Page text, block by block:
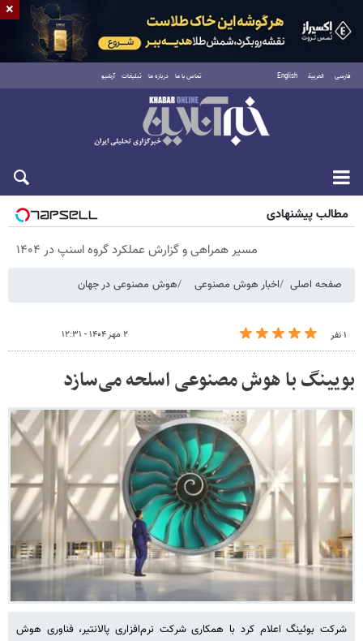
فارسی العربية English تماس با ما درباره ما تبلیغات آرشیو
پنجشنبه ۱۵ مرداد ۱۴۰۵
مطالب پیشنهادی
مسیر همراهی و گزارش عملکرد گروه اسنپ در ۱۴۰۴
صفحه اصلی اخبار هوش مصنوعی هوش مصنوعی در جهان
۱ نفر ۲ مهر ۱۴۰۴ - ۱۲:۳۱
بویینگ با هوش مصنوعی اسلحه می‌سازد
شرکت بوئینگ اعلام کرد با همکاری شرکت نرم‌افزاری پالانتیر، فناوری هوش
×